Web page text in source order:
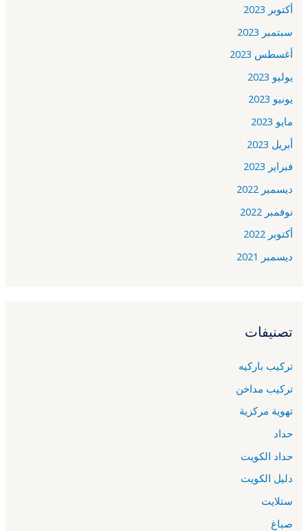
أكتوبر 2023
سبتمبر 2023
أغسطس 2023
يوليو 2023
يونيو 2023
مايو 2023
أبريل 2023
فبراير 2023
ديسمبر 2022
نوفمبر 2022
أكتوبر 2022
ديسمبر 2021
تصنيفات
تركيب باركيه
تركيب مداخن
تهوية مركزية
حداد
حداد الكويت
دليل الكويت
ستلايت
صباغ